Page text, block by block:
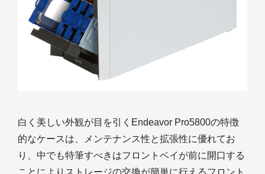
白く美しい外観が目を引くEndeavor Pro5800の特徴
的なケースは、メンテナンス性と拡張性に優れてお
り、中でも特筆すべきはフロントベイが前に開口する